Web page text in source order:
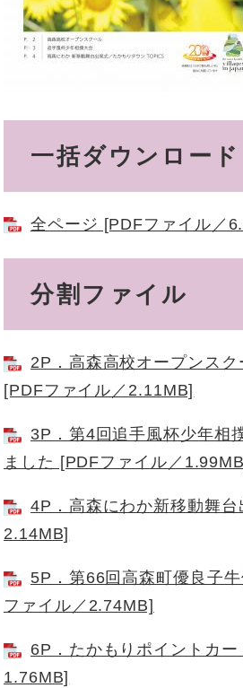
一括ダウンロード
全ページ [PDFファイル／
分割ファイル
2P．高森高校オープンス
[PDFファイル／2.11MB]
3P．第4回追手風杯少年相
ました [PDFファイル／
4P．高森にわか新移動舞
2.14MB]
5P．第66回高森町優良子
ファイル／2.74MB]
6P．たかもりポイントカ
1.76MB]